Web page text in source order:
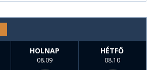
HOLNAP
08.09
HÉTFŐ
08.10